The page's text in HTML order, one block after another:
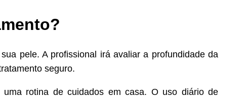
pele. A profissional irá avaliar a profundidade da
seguro.
rotina de cuidados em casa. O uso diário de